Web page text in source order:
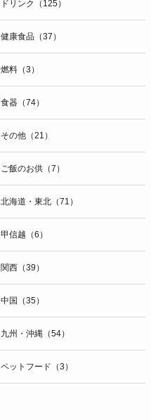
ドリンク（125）
健康食品（37）
燃料（3）
食器（74）
その他（21）
ご飯のお供（7）
北海道・東北（71）
甲信越（6）
関西（39）
中国（35）
九州・沖縄（54）
ペットフード（3）